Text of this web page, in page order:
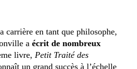
carrière en tant que philosophe,
a écrit de nombreux
livre, Petit Traité des
un grand succès à l’échelle